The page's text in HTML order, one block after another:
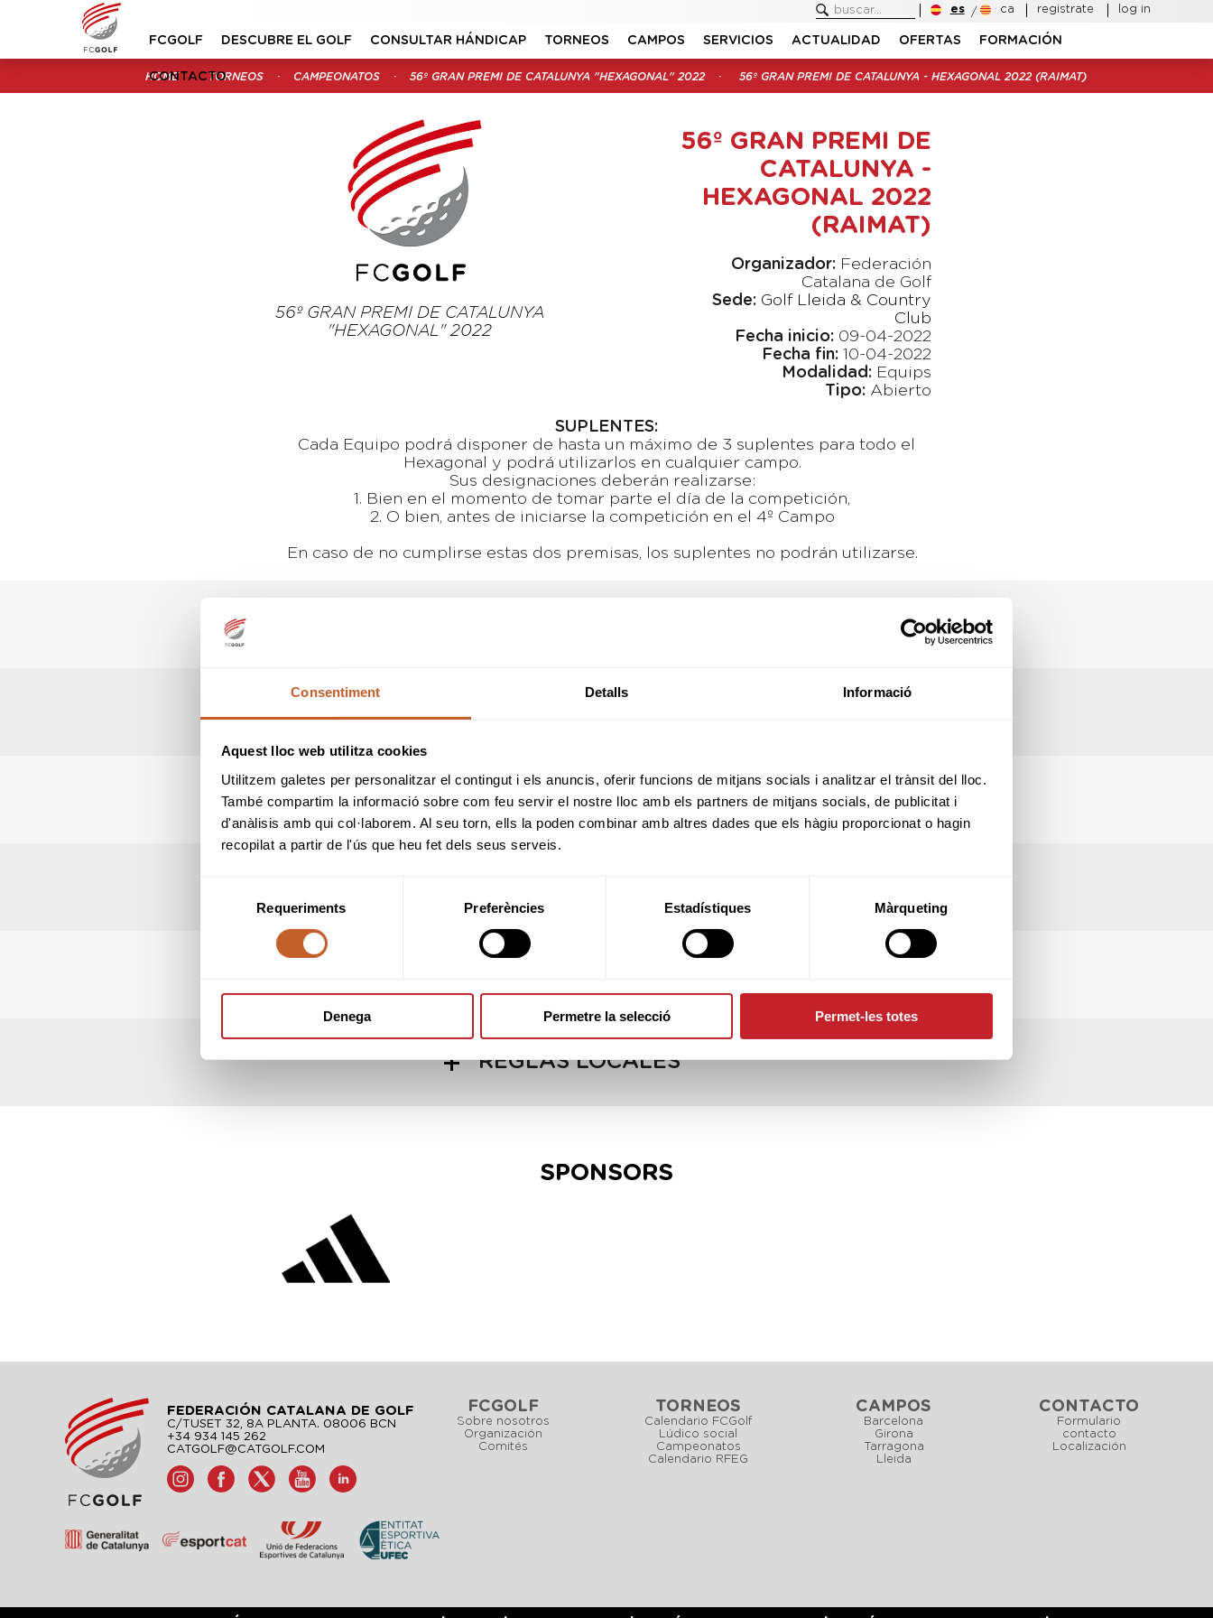
Consentiment Detalls Informació
Aquest lloc web utilitza cookies
Utilitzem galetes per personalitzar el contingut i els anuncis, oferir funcions de mitjans socials i analitzar el trànsit del lloc.
També compartim la informació sobre com feu servir el nostre lloc amb els partners de mitjans socials, de publicitat i
d'anàlisis amb qui col·laborem. Al seu torn, ells la poden combinar amb altres dades que els hàgiu proporcionat o hagin
recopilat a partir de l'ús que heu fet dels seus serveis.
consentiment
Requeriments Preferències Estadístiques Màrqueting
Denega Permetre la selecció Permet-les totes
es ca registrate log in
FCGOLF DESCUBRE EL GOLF CONSULTAR HÁNDICAP TORNEOS CAMPOS SERVICIOS ACTUALIDAD OFERTAS FORMACIÓN
CONTACTO
HOME TORNEOS CAMPEONATOS 56º GRAN PREMI DE CATALUNYA "HEXAGONAL" 2022 56º GRAN PREMI DE CATALUNYA - HEXAGONAL 2022 (RAIMAT)
56º GRAN PREMI DE CATALUNYA
"HEXAGONAL" 2022
56º GRAN PREMI DE
CATALUNYA -
HEXAGONAL 2022
(RAIMAT)
Organizador: Federación
Catalana de Golf
Sede: Golf Lleida & Country
Club
Fecha inicio: 09-04-2022
Fecha fin: 10-04-2022
Modalidad: Equips
Tipo: Abierto
SUPLENTES:
Cada Equipo podrá disponer de hasta un máximo de 3 suplentes para todo el
Hexagonal y podrá utilizarlos en cualquier campo.
Sus designaciones deberán realizarse:
1. Bien en el momento de tomar parte el día de la competición,
2. O bien, antes de iniciarse la competición en el 4º Campo
En caso de no cumplirse estas dos premisas, los suplentes no podrán utilizarse.
HORARIO SALIDAS
REGLAS LOCALES
SPONSORS
FEDERACIÓN CATALANA DE GOLF
C/TUSET 32, 8A PLANTA. 08006 BCN
+34 934 145 262
CATGOLF@CATGOLF.COM
FCGOLF
Sobre nosotros
Organización
Comités
TORNEOS
Calendario FCGolf
Lúdico social
Campeonatos
Calendario RFEG
CAMPOS
Barcelona
Girona
Tarragona
Lleida
CONTACTO
Formulario
contacto
Localización